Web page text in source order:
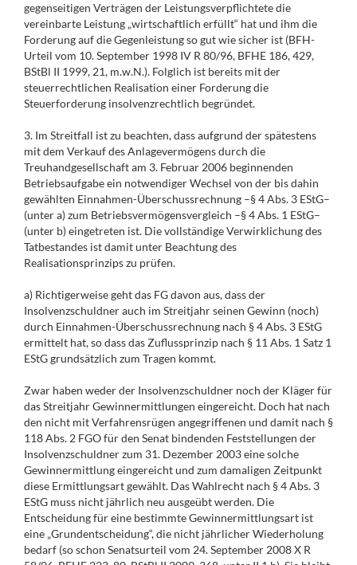
gegenseitigen Verträgen der Leistungsverpflichtete die
vereinbarte Leistung „wirtschaftlich erfüllt“ hat und ihm die
Forderung auf die Gegenleistung so gut wie sicher ist (BFH-
Urteil vom 10. September 1998 IV R 80/96, BFHE 186, 429,
BStBl II 1999, 21, m.w.N.). Folglich ist bereits mit der
steuerrechtlichen Realisation einer Forderung die
Steuerforderung insolvenzrechtlich begründet.
3. Im Streitfall ist zu beachten, dass aufgrund der spätestens
mit dem Verkauf des Anlagevermögens durch die
Treuhandgesellschaft am 3. Februar 2006 beginnenden
Betriebsaufgabe ein notwendiger Wechsel von der bis dahin
gewählten Einnahmen-Überschussrechnung –§ 4 Abs. 3 EStG–
(unter a) zum Betriebsvermögensvergleich –§ 4 Abs. 1 EStG–
(unter b) eingetreten ist. Die vollständige Verwirklichung des
Tatbestandes ist damit unter Beachtung des
Realisationsprinzips zu prüfen.
a) Richtigerweise geht das FG davon aus, dass der
Insolvenzschuldner auch im Streitjahr seinen Gewinn (noch)
durch Einnahmen-Überschussrechnung nach § 4 Abs. 3 EStG
ermittelt hat, so dass das Zuflussprinzip nach § 11 Abs. 1 Satz 1
EStG grundsätzlich zum Tragen kommt.
Zwar haben weder der Insolvenzschuldner noch der Kläger für
das Streitjahr Gewinnermittlungen eingereicht. Doch hat nach
den nicht mit Verfahrensrügen angegriffenen und damit nach §
118 Abs. 2 FGO für den Senat bindenden Feststellungen der
Insolvenzschuldner zum 31. Dezember 2003 eine solche
Gewinnermittlung eingereicht und zum damaligen Zeitpunkt
diese Ermittlungsart gewählt. Das Wahlrecht nach § 4 Abs. 3
EStG muss nicht jährlich neu ausgeübt werden. Die
Entscheidung für eine bestimmte Gewinnermittlungsart ist
eine „Grundentscheidung“, die nicht jährlicher Wiederholung
bedarf (so schon Senatsurteil vom 24. September 2008 X R